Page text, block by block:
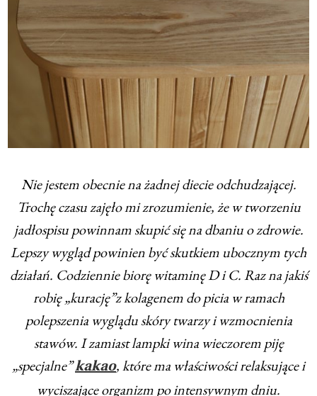
Nie jestem obecnie na żadnej diecie odchudzającej.
Trochę czasu zajęło mi zrozumienie, że w tworzeniu
jadłospisu powinnam skupić się na dbaniu o zdrowie.
Lepszy wygląd powinien być skutkiem ubocznym tych
działań. Codziennie biorę witaminę D i C. Raz na jakiś
robię „kurację”z kolagenem do picia w ramach
polepszenia wyglądu skóry twarzy i wzmocnienia
stawów. I zamiast lampki wina wieczorem piję
„specjalne”kakao, które ma właściwości relaksujące i
wyciszające organizm po intensywnym dniu.